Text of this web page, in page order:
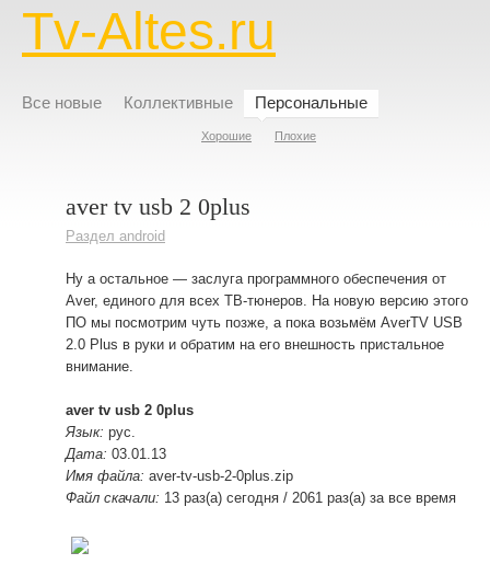
Tv-Altes.ru
Все новые Коллективные Персональные
Хорошие Плохие
aver tv usb 2 0plus
Раздел android
Ну а остальное — заслуга программного обеспечения от
Aver, единого для всех ТВ-тюнеров. На новую версию этого
ПО мы посмотрим чуть позже, а пока возьмём AverTV USB
2.0 Plus в руки и обратим на его внешность пристальное
внимание.
aver tv usb 2 0plus
Язык: рус.
Дата: 03.01.13
Имя файла: aver-tv-usb-2-0plus.zip
Файл скачали: 13 раз(а) сегодня / 2061 раз(а) за все время